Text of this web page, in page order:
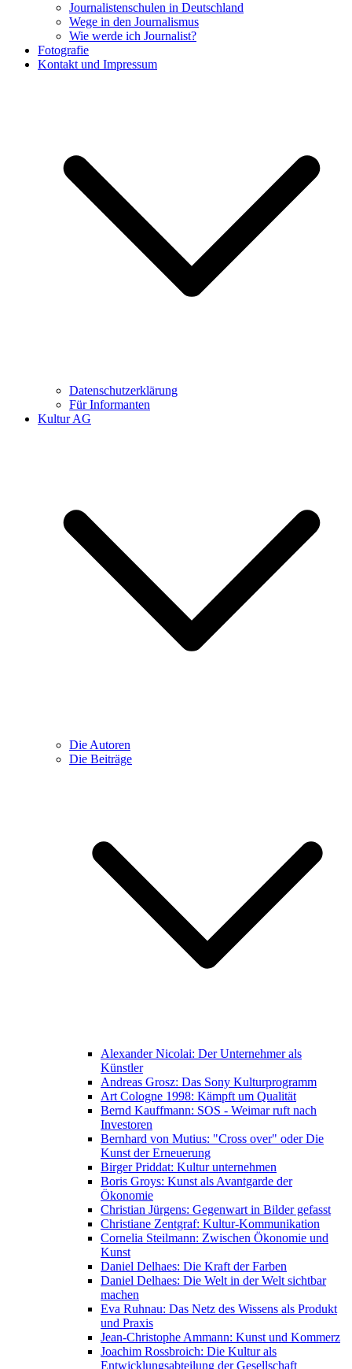
Journalistenschulen in Deutschland
Wege in den Journalismus
Wie werde ich Journalist?
Fotografie
Kontakt und Impressum
Datenschutzerklärung
Für Informanten
Kultur AG
Die Autoren
Die Beiträge
Alexander Nicolai: Der Unternehmer als
Künstler
Andreas Grosz: Das Sony Kulturprogramm
Art Cologne 1998: Kämpft um Qualität
Bernd Kauffmann: SOS - Weimar ruft nach
Investoren
Bernhard von Mutius: "Cross over" oder Die
Kunst der Erneuerung
Birger Priddat: Kultur unternehmen
Boris Groys: Kunst als Avantgarde der
Ökonomie
Christian Jürgens: Gegenwart in Bilder gefasst
Christiane Zentgraf: Kultur-Kommunikation
Cornelia Steilmann: Zwischen Ökonomie und
Kunst
Daniel Delhaes: Die Kraft der Farben
Daniel Delhaes: Die Welt in der Welt sichtbar
machen
Eva Ruhnau: Das Netz des Wissens als Produkt
und Praxis
Jean-Christophe Ammann: Kunst und Kommerz
Joachim Rossbroich: Die Kultur als
Entwicklungsabteilung der Gesellschaft